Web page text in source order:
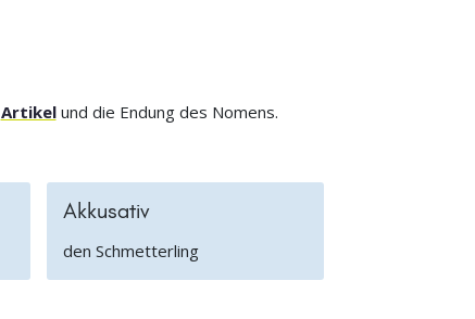
Artikelund die Endung des Nomens.
Akkusativ
den Schmetterling